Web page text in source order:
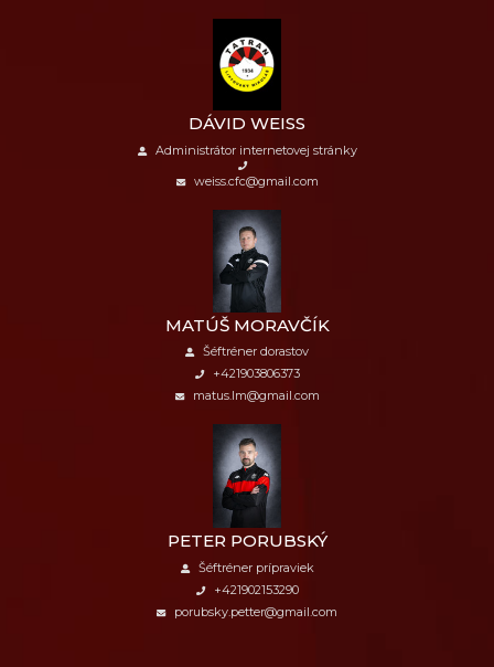
DÁVID WEISS
Administrátor internetovej stránky
weiss.cfc@gmail.com
MATÚŠ MORAVČÍK
Šéftréner dorastov
+421903806373
matus.lm@gmail.com
PETER PORUBSKÝ
Šéftréner prípraviek
+421902153290
porubsky.petter@gmail.com